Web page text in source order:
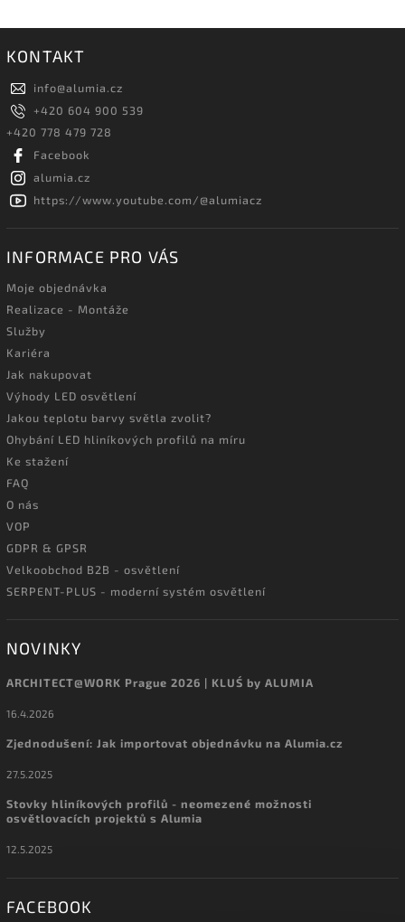
KONTAKT
info@alumia.cz
+420 604 900 539
+420 778 479 728
Facebook
alumia.cz
https://www.youtube.com/@alumiacz
INFORMACE PRO VÁS
Moje objednávka
Realizace - Montáže
Služby
Kariéra
Jak nakupovat
Výhody LED osvětlení
Jakou teplotu barvy světla zvolit?
Ohybání LED hliníkových profilů na míru
Ke stažení
FAQ
O nás
VOP
GDPR & GPSR
Velkoobchod B2B - osvětlení
SERPENT-PLUS - moderní systém osvětlení
NOVINKY
ARCHITECT@WORK Prague 2026 | KLUŚ by ALUMIA
16.4.2026
Zjednodušení: Jak importovat objednávku na Alumia.cz
27.5.2025
Stovky hliníkových profilů - neomezené možnosti
osvětlovacích projektů s Alumia
12.5.2025
FACEBOOK